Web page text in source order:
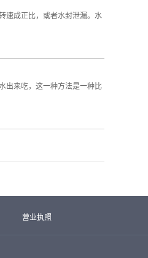
速成正比，或者水封泄漏。水
出来吃，这一种方法是一种比
营业执照